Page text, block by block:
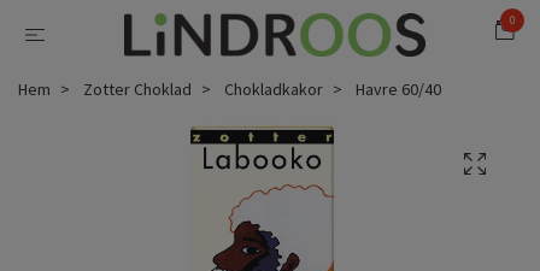
0
Hem Zotter Choklad Chokladkakor Havre 60/40